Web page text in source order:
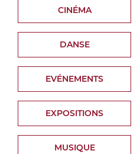
CINÉMA
DANSE
EVÉNEMENTS
EXPOSITIONS
MUSIQUE